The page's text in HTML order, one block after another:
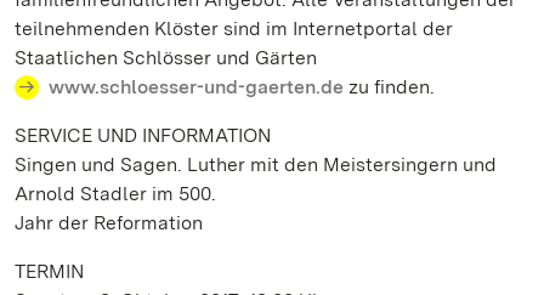
teilnehmenden Klöster sind im Internetportal der
Staatlichen Schlösser und Gärten
www.schloesser-und-gaerten.de zu finden.
SERVICE UND INFORMATION
Singen und Sagen. Luther mit den Meistersingern und
Arnold Stadler im 500.
Jahr der Reformation
TERMIN